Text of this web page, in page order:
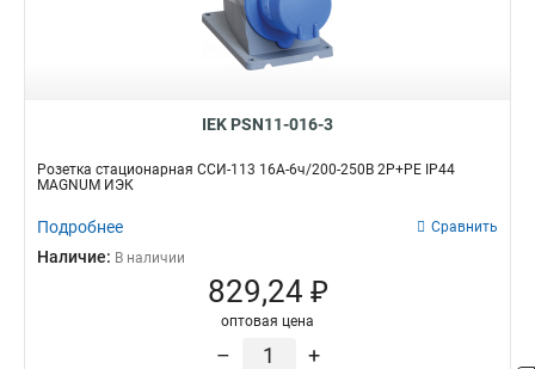
523 1
513 1
414 1
234 1
IEK PSN11-016-3
Розетка стационарная ССИ-113 16А-6ч/200-250В 2Р+РЕ IP44
MAGNUM ИЭК
Подробнее Сравнить
Наличие: В наличии
829,24 ₽
оптовая цена
– +